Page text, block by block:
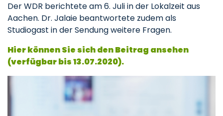
Der WDR berichtete am 6. Juli in der Lokalzeit aus
Aachen. Dr. Jalaie beantwortete zudem als
Studiogast in der Sendung weitere Fragen.
Hier können Sie sich den Beitrag ansehen
(verfügbar bis 13.07.2020).